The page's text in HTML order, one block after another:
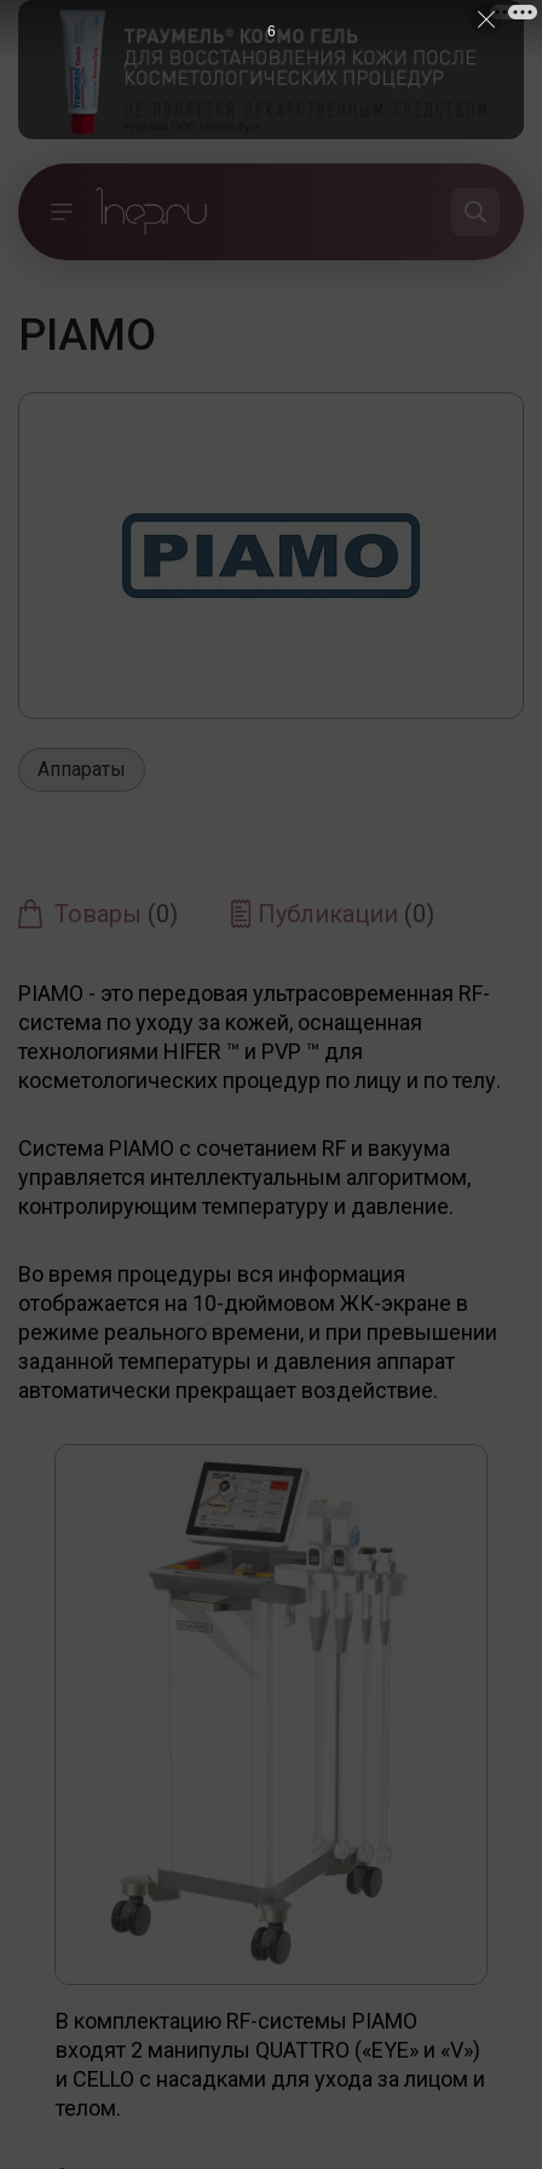
PIAMO
Аппараты
Товары (0) Публикации (0)
PIAMO - это передовая ультрасовременная RF-
система по уходу за кожей, оснащенная
технологиями HIFER ™ и PVP ™ для
косметологических процедур по лицу и по телу.
Система PIAMO с сочетанием RF и вакуума
управляется интеллектуальным алгоритмом,
контролирующим температуру и давление.
Во время процедуры вся информация
отображается на 10-дюймовом ЖК-экране в
режиме реального времени, и при превышении
заданной температуры и давления аппарат
автоматически прекращает воздействие.
В комплектацию RF-системы PIAMO
входят 2 манипулы QUATTRO («EYE» и «V»)
и CELLO с насадками для ухода за лицом и
телом.
5